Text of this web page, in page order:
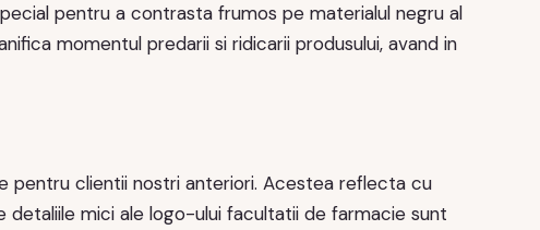
pentru a contrasta frumos pe materialul negru al
momentul predarii si ridicarii produsului, avand in
pentru clientii nostri anteriori. Acestea reflecta cu
mici ale logo-ului facultatii de farmacie sunt